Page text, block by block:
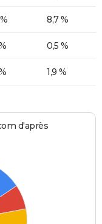
8,7 %
0,5 %
1,9 %
d'après